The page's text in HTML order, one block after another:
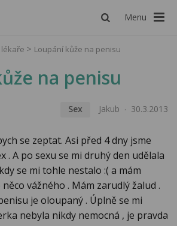
Menu
Loupání kůže na penisu
na penisu
Sex Jakub 30.3.2013
se zeptat. Asi před 4 dny jsme
. A po sexu se mi druhý den udělala
se mi tohle nestalo :( a mám
vážného . Mám zarudlý žalud .
je oloupaný . Úplně se mi
nebyla nikdy nemocná , je pravda